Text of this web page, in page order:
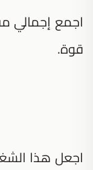
اجمع إجمالي
قوة.
اجعل هذا